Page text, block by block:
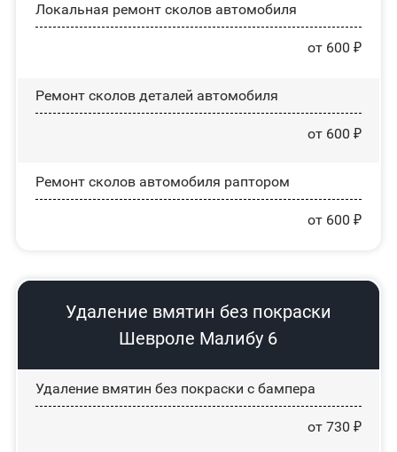
Локальная ремонт сколов автомобиля
от 600 ₽
Ремонт сколов деталей автомобиля
от 600 ₽
Ремонт сколов автомобиля раптором
от 600 ₽
Удаление вмятин без покраски
Шевроле Малибу 6
Удаление вмятин без покраски с бампера
от 730 ₽